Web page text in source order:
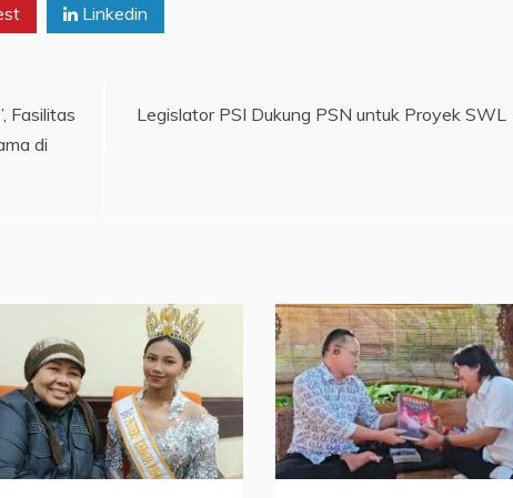
Linkedin
Fasilitas
di
Legislator PSI Dukung PSN untuk Proyek SWL